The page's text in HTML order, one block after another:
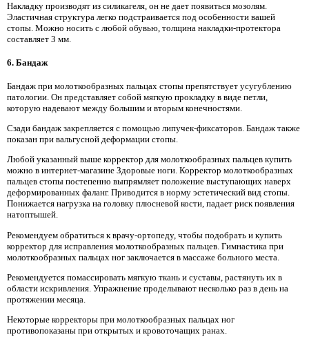
Накладку производят из силикагеля, он не дает появиться мозолям.
Эластичная структура легко подстраивается под особенности вашей
стопы. Можно носить с любой обувью, толщина накладки-протектора
составляет 3 мм.
6. Бандаж
Бандаж при молоткообразных пальцах стопы препятствует усугублению
патологии. Он представляет собой мягкую прокладку в виде петли,
которую надевают между большим и вторым конечностями.
Сзади бандаж закрепляется с помощью липучек-фиксаторов. Бандаж также
показан при вальгусной деформации стопы.
Любой указанный выше корректор для молоткообразных пальцев купить
можно в интернет-магазине Здоровые ноги. Корректор молоткообразных
пальцев стопы постепенно выпрямляет положение выступающих наверх
деформированных фаланг. Приводится в норму эстетический вид стопы.
Понижается нагрузка на головку плюсневой кости, падает риск появления
натоптышей.
Рекомендуем обратиться к врачу-ортопеду, чтобы подобрать и купить
корректор для исправления молоткообразных пальцев. Гимнастика при
молоткообразных пальцах ног заключается в массаже больного места.
Рекомендуется помассировать мягкую ткань и суставы, растянуть их в
области искривления. Упражнение проделывают несколько раз в день на
протяжении месяца.
Некоторые корректоры при молоткообразных пальцах ног
противопоказаны при открытых и кровоточащих ранах.